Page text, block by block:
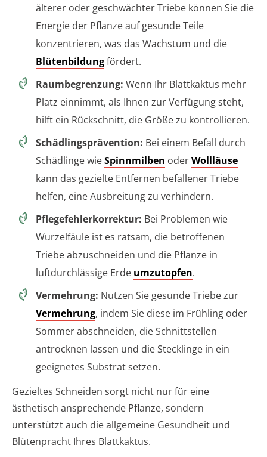
älterer oder geschwächter Triebe können Sie die
Energie der Pflanze auf gesunde Teile
konzentrieren, was das Wachstum und die
Blütenbildungfördert.
Raumbegrenzung: Wenn Ihr Blattkaktus mehr
Platz einnimmt, als Ihnen zur Verfügung steht,
hilft ein Rückschnitt, die Größe zu kontrollieren.
Schädlingsprävention: Bei einem Befall durch
Schädlinge wieSpinnmilben oderWollläuse
kann das gezielte Entfernen befallener Triebe
helfen, eine Ausbreitung zu verhindern.
Pflegefehlerkorrektur: Bei Problemen wie
Wurzelfäule ist es ratsam, die betroffenen
Triebe abzuschneiden und die Pflanze in
luftdurchlässige Erde umzutopfen.
Vermehrung: Nutzen Sie gesunde Triebe zur
Vermehrung, indem Sie diese im Frühling oder
Sommer abschneiden, die Schnittstellen
antrocknen lassen und die Stecklinge in ein
geeignetes Substrat setzen.
Gezieltes Schneiden sorgt nicht nur für eine
ästhetisch ansprechende Pflanze, sondern
unterstützt auch die allgemeine Gesundheit und
Blütenpracht Ihres Blattkaktus.